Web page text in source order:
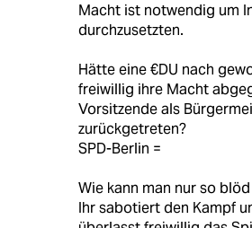
Macht ist notwendig um
durchzusetzten.
Hätte eine €DU nach
freiwillig ihre Macht
Vorsitzende als
zurückgetreten?
SPD-Berlin =
Wie kann man nur so
Ihr sabotiert den Kampf